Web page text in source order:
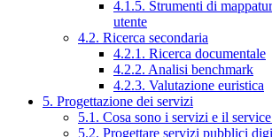
4.1.5. Strumenti di
utente
4.2. Ricerca secondaria
4.2.1. Ricerca documentale
4.2.2. Analisi benchmark
4.2.3. Valutazione euristica
5. Progettazione dei servizi
5.1. Cosa sono i servizi e il
5.2. Progettare servizi pubblici